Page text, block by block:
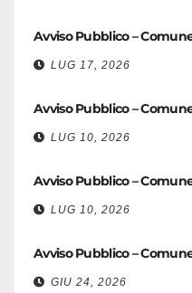
Avviso Pubblico –
LUG 17, 2026
Avviso Pubblico –
LUG 10, 2026
Avviso Pubblico –
LUG 10, 2026
Avviso Pubblico –
GIU 24, 2026